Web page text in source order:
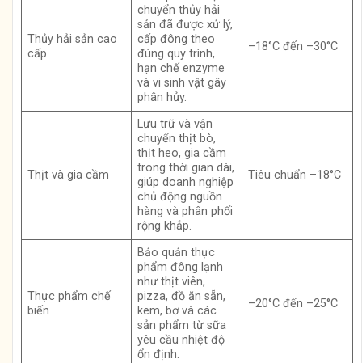
Thủy hải sản cao
cấp
chuyển thủy hải
sản đã được xử lý,
cấp đông theo
đúng quy trình,
hạn chế enzyme
và vi sinh vật gây
phân hủy.
–18°C đến –30°C
Thịt và gia cầm
Lưu trữ và vận
chuyển thịt bò,
thịt heo, gia cầm
trong thời gian dài,
giúp doanh nghiệp
chủ động nguồn
hàng và phân phối
rộng khắp.
Tiêu chuẩn –18°C
Thực phẩm chế
biến
Bảo quản thực
phẩm đông lạnh
như thịt viên,
pizza, đồ ăn sẵn,
kem, bơ và các
sản phẩm từ sữa
yêu cầu nhiệt độ
ổn định.
–20°C đến –25°C